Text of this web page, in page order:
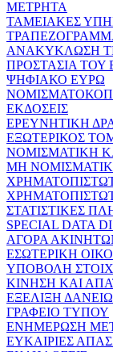
ΜΕΤΡΗΤΑ
ΤΑΜΕΙΑΚΕΣ
ΑΝΑΚΥΚΛΩΣΗ
ΠΡΟΣΤΑΣΙΑ ΤΟΥ
ΨΗΦΙΑΚΟ ΕΥΡΩ
ΕΚΔΟΣΕΙΣ
ΕΡΕΥΝΗΤΙΚΗ
ΕΞΩΤΕΡΙΚΟΣ
ΝΟΜΙΣΜΑΤΙΚΗ
ΜΗ
ΣΤΑΤΙΣΤΙΚΕΣ
SPECIAL DATA
ΑΓΟΡΑ
ΕΣΩΤΕΡΙΚΗ
ΥΠΟΒΟΛΗ
ΚΙΝΗΣΗ ΚΑΙ
ΕΞΕΛΙΞΗ
ΓΡΑΦΕΙΟ ΤΥΠΟΥ
ΕΝΗΜΕΡΩΣΗ
ΕΥΚΑΙΡΙΕΣ